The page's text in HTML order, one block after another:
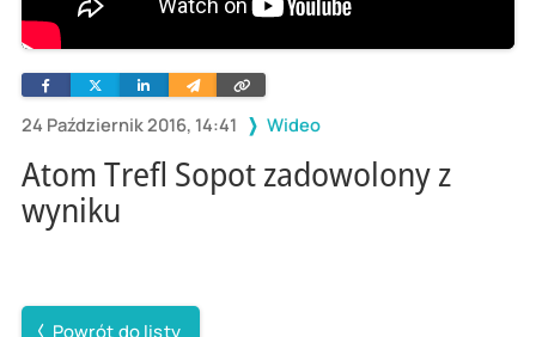
24 Październik 2016, 14:41 Wideo
FacebookTwitterLinkedinWyślij
e-
Skopiuj
link
Atom Trefl Sopot zadowolony z
wyniku
Powrót do listy